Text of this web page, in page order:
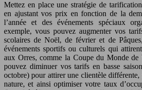
Mettez en place une stratégie de
en ajustant vos prix en fonction de la
l’année et des événements spéciaux
exemple, vous pouvez augmenter vos
scolaires de Noël, de février et de
événements sportifs ou culturels qui
aux Orres, comme la Coupe du Monde
pouvez diminuer vos tarifs en basse
octobre) pour attirer une clientèle différente,
nature, et ainsi optimiser votre taux